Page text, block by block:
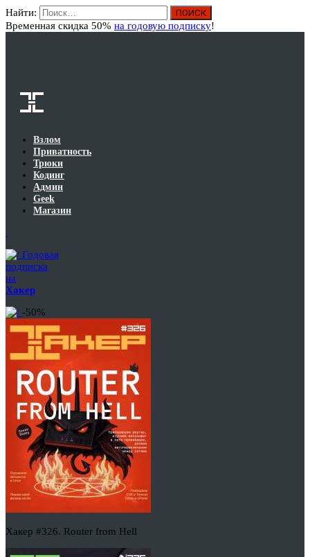
Найти:
Временная скидка 50% на годовую подписку!
Взлом
Приватность
Трюки
Кодинг
Админ
Geek
Магазин
Годовая
подписка
на
Хакер
-50%
Хакер #326. Router from Hell